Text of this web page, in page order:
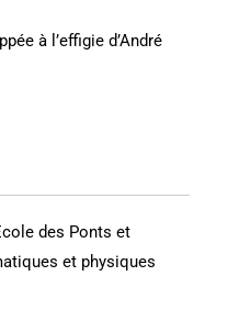
à l’effigie d’André
des Ponts et
et physiques